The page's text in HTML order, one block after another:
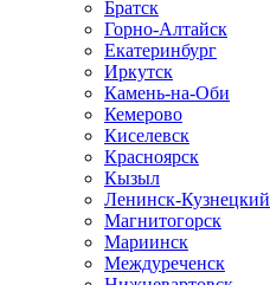
Братск
Горно-Алтайск
Екатеринбург
Иркутск
Камень-на-Оби
Кемерово
Киселевск
Красноярск
Кызыл
Ленинск-Кузнецкий
Магнитогорск
Мариинск
Междуреченск